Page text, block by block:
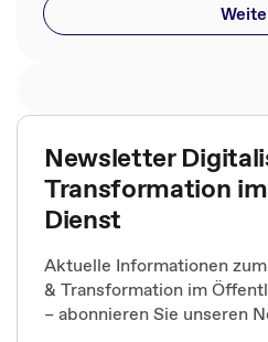
Newsletter
Transformation
Dienst
Aktuelle Informationen
& Transformation im
– abonnieren Sie unseren